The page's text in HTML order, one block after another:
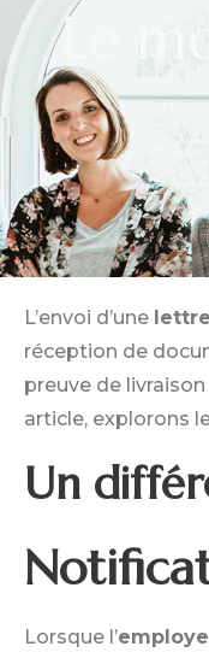
Le
L’envoi d’une
réception de
preuve de
article, explorons
Un
Lorsque l’